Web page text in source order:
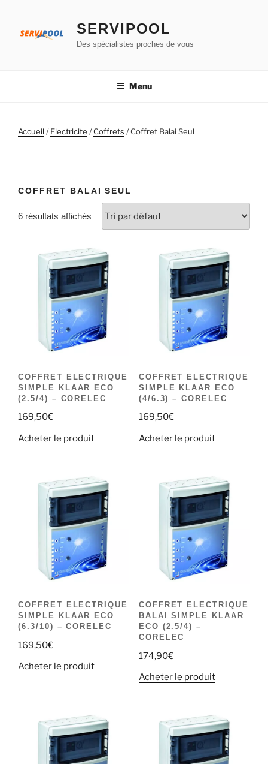
contenu
SERVIPOOL
Des spécialistes proches de vous
Menu
Accueil/Electricite /Coffrets / Coffret Balai Seul
COFFRET BALAI SEUL
6 résultats affichés
COFFRET ELECTRIQUE
SIMPLE KLAAR ECO
(2.5/4) – CORELEC
169,50€
Acheter le produit
COFFRET ELECTRIQUE
SIMPLE KLAAR ECO
(4/6.3) – CORELEC
169,50€
Acheter le produit
COFFRET ELECTRIQUE
SIMPLE KLAAR ECO
(6.3/10) – CORELEC
169,50€
Acheter le produit
COFFRET ELECTRIQUE
BALAI SIMPLE KLAAR
ECO (2.5/4) –
CORELEC
174,90€
Acheter le produit